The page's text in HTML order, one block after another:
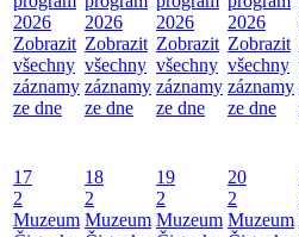
2026
Zobrazit
všechny
záznamy
ze dne
2026
Zobrazit
všechny
záznamy
ze dne
2026
Zobrazit
všechny
záznamy
ze dne
2026
Zobrazit
všechny
záznamy
ze dne
17
2
Muzeum
18
2
Muzeum
19
2
Muzeum
20
2
Muzeum